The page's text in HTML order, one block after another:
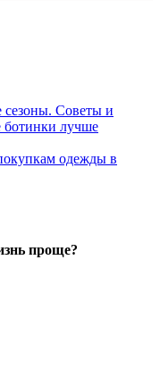
сезоны. Советы и
ботинки лучше
одежды в
проще?